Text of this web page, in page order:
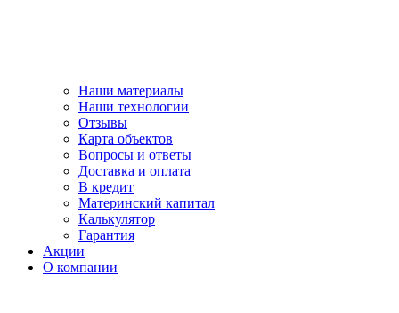
Наши материалы
Наши технологии
Отзывы
Карта объектов
Вопросы и ответы
Доставка и оплата
В кредит
Материнский капитал
Калькулятор
Гарантия
Акции
О компании